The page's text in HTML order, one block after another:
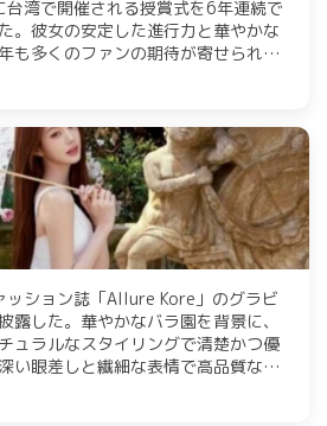
湾で開催される授賞式を6年連続で
。彼女の安定した進行力と華やかな
も多くのファンの期待が寄せられて
報は今後発表される予定で、世界中
ッション誌「Allure Kore」のグラビ
露した。華やかなバラ園を背景に、
ュラルなスタイリングで清楚かつ優
い眼差しと繊細な表情で高品質なグ
ビア職人”としての実力を証明し